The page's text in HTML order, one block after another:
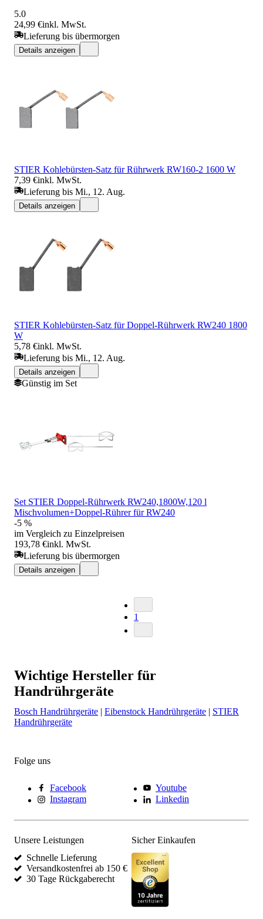
5.0
24,99 €inkl. MwSt.
Lieferung bis übermorgen
Details anzeigen
STIER Kohlebürsten-Satz für Rührwerk RW160-2 1600 W
7,39 €inkl. MwSt.
Lieferung bis Mi., 12. Aug.
Details anzeigen
STIER Kohlebürsten-Satz für Doppel-Rührwerk RW240 1800
W
5,78 €inkl. MwSt.
Lieferung bis Mi., 12. Aug.
Details anzeigen
Günstig im Set
Set STIER Doppel-Rührwerk RW240,1800W,120 l
Mischvolumen+Doppel-Rührer für RW240
-5 %
im Vergleich zu Einzelpreisen
193,78 €inkl. MwSt.
Lieferung bis übermorgen
Details anzeigen
1
Wichtige Hersteller für
Handrührgeräte
Bosch Handrührgeräte | Eibenstock Handrührgeräte | STIER
Handrührgeräte
Folge uns
Facebook
Youtube
Instagram
Linkedin
Unsere Leistungen
Schnelle Lieferung
Versandkostenfrei ab 150 €
30 Tage Rückgaberecht
Sicher Einkaufen